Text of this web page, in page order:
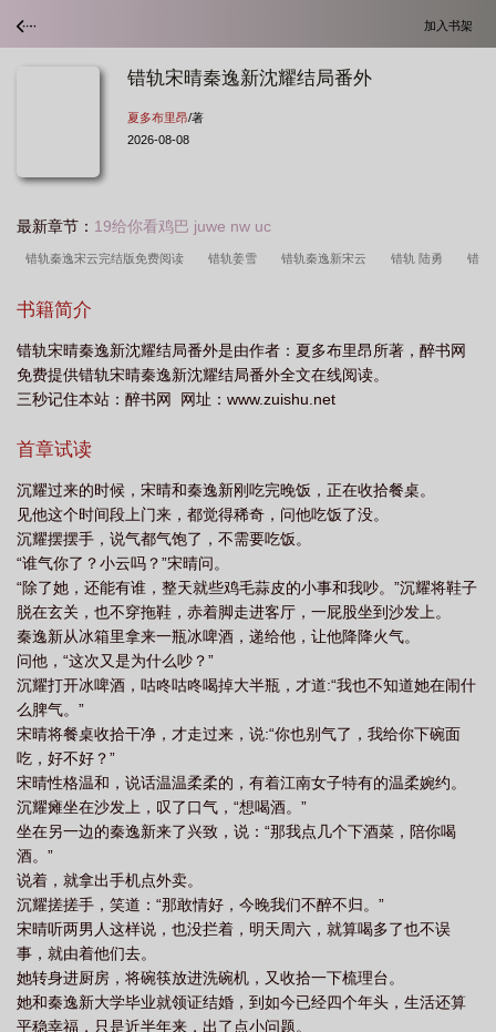
加入书架
错轨宋晴秦逸新沈耀结局番外
夏多布里昂/著
2026-08-08
最新章节： 19给你看鸡巴 juwe nw uc
错轨秦逸宋云完结版免费阅读 错轨姜雪 错轨秦逸新宋云 错轨 陆勇 错
秦逸新宋琴
新全文
书籍简介
错轨宋晴秦逸新沈耀结局番外是由作者：夏多布里昂所著，醉书网
免费提供错轨宋晴秦逸新沈耀结局番外全文在线阅读。
三秒记住本站：醉书网 网址：www.zuishu.net
首章试读
沉耀过来的时候，宋晴和秦逸新刚吃完晚饭，正在收拾餐桌。
见他这个时间段上门来，都觉得稀奇，问他吃饭了没。
沉耀摆摆手，说气都气饱了，不需要吃饭。
“谁气你了？小云吗？”宋晴问。
“除了她，还能有谁，整天就些鸡毛蒜皮的小事和我吵。”沉耀将鞋子
脱在玄关，也不穿拖鞋，赤着脚走进客厅，一屁股坐到沙发上。
秦逸新从冰箱里拿来一瓶冰啤酒，递给他，让他降降火气。
问他，“这次又是为什么吵？”
沉耀打开冰啤酒，咕咚咕咚喝掉大半瓶，才道:“我也不知道她在闹什
么脾气。”
宋晴将餐桌收拾干净，才走过来，说:“你也别气了，我给你下碗面
吃，好不好？”
宋晴性格温和，说话温温柔柔的，有着江南女子特有的温柔婉约。
沉耀瘫坐在沙发上，叹了口气，“想喝酒。”
坐在另一边的秦逸新来了兴致，说：“那我点几个下酒菜，陪你喝
酒。”
说着，就拿出手机点外卖。
沉耀搓搓手，笑道：“那敢情好，今晚我们不醉不归。”
宋晴听两男人这样说，也没拦着，明天周六，就算喝多了也不误
事，就由着他们去。
她转身进厨房，将碗筷放进洗碗机，又收拾一下梳理台。
她和秦逸新大学毕业就领证结婚，到如今已经四个年头，生活还算
平稳幸福，只是近半年来，出了点小问题。